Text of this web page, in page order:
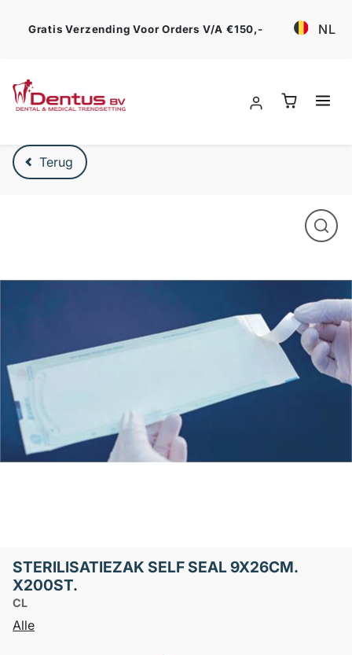
Gratis Verzending Voor Orders V/a €150,- NL
Verder naar product beschrijving
Terug
STERILISATIEZAK SELF SEAL 9X26CM.
X200ST.
CL
Alle